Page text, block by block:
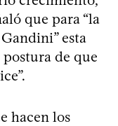
que para “la
esta
de que
hacen los